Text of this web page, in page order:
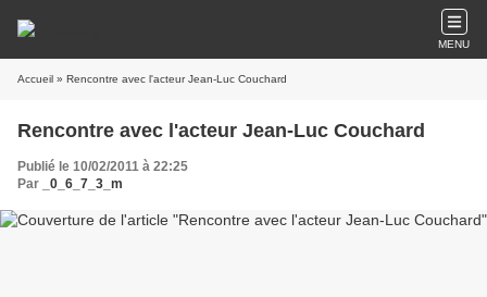
MENU
Accueil » Rencontre avec l'acteur Jean-Luc Couchard
Rencontre avec l'acteur Jean-Luc Couchard
Publié le 10/02/2011 à 22:25
Par
_0_6_7_3_m